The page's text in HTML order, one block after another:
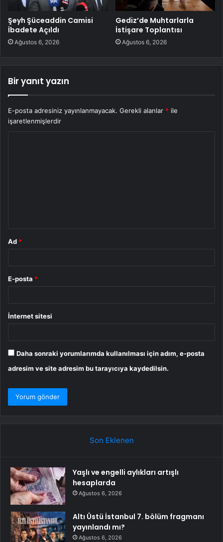
Şeyh Şüceaddin Camisi
İbadete Açıldı
Ağustos 6, 2026
Gediz’de Muhtarlarla
İstişare Toplantısı
Ağustos 6, 2026
Bir yanıt yazın
E-posta adresiniz yayınlanmayacak. Gerekli alanlar * ile
işaretlenmişlerdir
Ad *
E-posta *
İnternet sitesi
Daha sonraki yorumlarımda kullanılması için adım, e-posta
adresim ve site adresim bu tarayıcıya kaydedilsin.
Son Eklenen
Yaşlı ve engelli aylıkları artışlı
hesaplarda
Ağustos 6, 2026
Altı Üstü İstanbul 7. bölüm fragmanı
yayınlandı mı?
Ağustos 6, 2026